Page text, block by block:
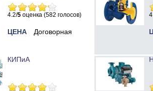
4.2/5 оценка (582 голосов)
ЦЕНА Договорная
КИПиА